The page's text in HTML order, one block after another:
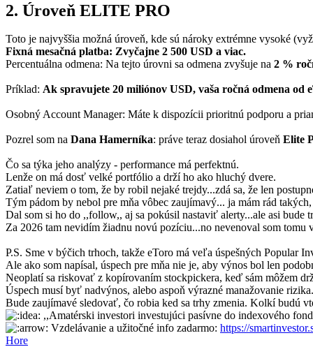
2. Úroveň ELITE PRO
Toto je najvyššia možná úroveň, kde sú nároky extrémne vysoké
Fixná mesačná platba: Zvyčajne 2 500 USD a viac.
Percentuálna odmena: Na tejto úrovni sa odmena zvyšuje na 2 %
Príklad: Ak spravujete 20 miliónov USD, vaša ročná odmena od
Osobný Account Manager: Máte k dispozícii prioritnú podporu a
Pozrel som na Dana Hamerníka: práve teraz dosiahol úroveň Elite
Čo sa týka jeho analýzy - performance má perfektnú.
Lenže on má dosť velké portfólio a drží ho ako hluchý dvere.
Zatiaľ neviem o tom, že by robil nejaké trejdy...zdá sa, že len
Tým pádom by nebol pre mňa vôbec zaujímavý... ja mám rád
Dal som si ho do ,,follow,, aj sa pokúsil nastaviť alerty...ale asi bude
Za 2026 tam nevidím žiadnu novú pozíciu...no nevenoval som tomu
P.S. Sme v býčich trhoch, takže eToro má veľa úspešných Popular
Ale ako som napísal, úspech pre mňa nie je, aby výnos bol len
Neoplatí sa riskovať z kopírovaním stockpickera, keď sám môžem
Úspech musí byť nadvýnos, alebo aspoň výrazné manažovanie
Bude zaujímavé sledovať, čo robia ked sa trhy zmenia. Kolkí budú
,,Amatérski investori investujúci pasívne do indexového
Vzdelávanie a užitočné info zadarmo: https://
Hore